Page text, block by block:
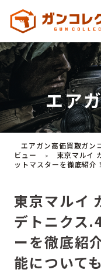
エア
エアガン高価買取ガン
ビュー
>
東京マルイ
ットマスターを徹底紹介
東京マルイ
デトニクス
ーを徹底紹
能について